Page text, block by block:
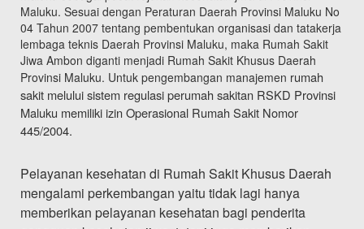
Maluku. Sesuai dengan Peraturan Daerah Provinsi Maluku No
04 Tahun 2007 tentang pembentukan organisasi dan tatakerja
lembaga teknis Daerah Provinsi Maluku, maka Rumah Sakit
Jiwa Ambon diganti menjadi Rumah Sakit Khusus Daerah
Provinsi Maluku. Untuk pengembangan manajemen rumah
sakit melului sistem regulasi perumah sakitan RSKD Provinsi
Maluku memiliki izin Operasional Rumah Sakit Nomor
445/2004.
Pelayanan kesehatan di Rumah Sakit Khusus Daerah
mengalami perkembangan yaitu tidak lagi hanya
memberikan pelayanan kesehatan bagi penderita